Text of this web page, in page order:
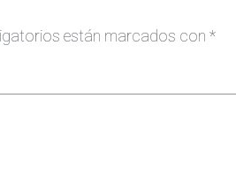
están marcados con *